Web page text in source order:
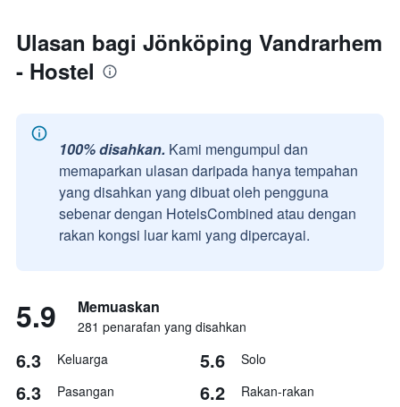
Ulasan bagi Jönköping Vandrarhem
- Hostel
100% disahkan. Kami mengumpul dan
memaparkan ulasan daripada hanya tempahan
yang disahkan yang dibuat oleh pengguna
sebenar dengan HotelsCombined atau dengan
rakan kongsi luar kami yang dipercayai.
5.9 Memuaskan
281 penarafan yang disahkan
6.3 Keluarga 5.6 Solo
6.3 Pasangan 6.2 Rakan-rakan